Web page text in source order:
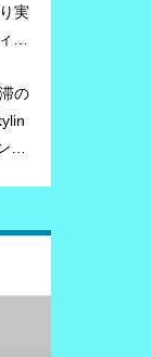
実
ー
の